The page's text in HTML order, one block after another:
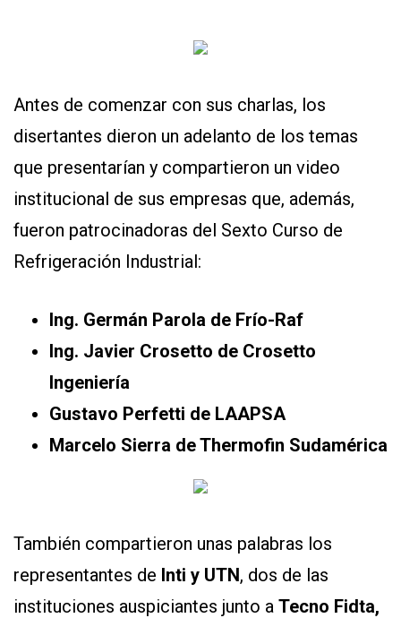
Antes de comenzar con sus charlas, los
disertantes dieron un adelanto de los temas
que presentarían y compartieron un video
institucional de sus empresas que, además,
fueron patrocinadoras del Sexto Curso de
Refrigeración Industrial:
Ing. Germán Parola de Frío-Raf
Ing. Javier Crosetto de Crosetto
Ingeniería
Gustavo Perfetti de LAAPSA
Marcelo Sierra de Thermofin Sudamérica
También compartieron unas palabras los
representantes de Inti y UTN, dos de las
instituciones auspiciantes junto a Tecno Fidta,